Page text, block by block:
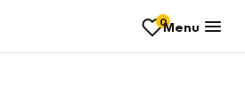
0Menu